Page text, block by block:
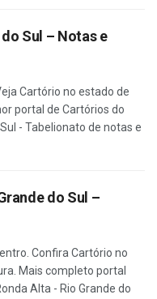
Sul – Notas e
Cartório no estado de
portal de Cartórios do
- Tabelionato de notas e
do Sul –
Confira Cartório no
Mais completo portal
Alta - Rio Grande do